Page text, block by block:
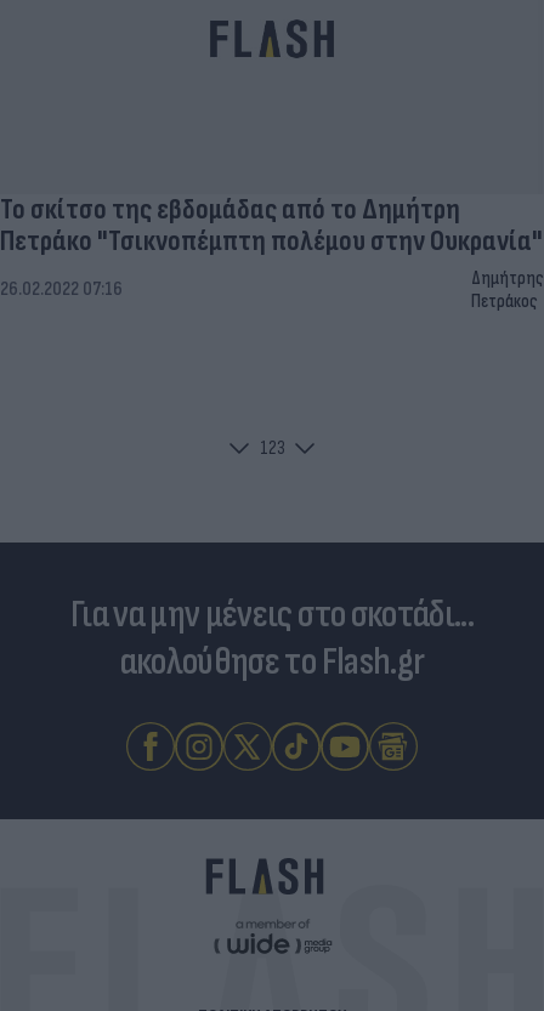
Το σκίτσο της εβδομάδας από το Δημήτρη
Πετράκο "Τσικνοπέμπτη πολέμου στην Ουκρανία"
26.02.2022 07:16
Δημήτρης
Πετράκος
123
Για να μην μένεις στο σκοτάδι...
ακολούθησε το Flash.gr